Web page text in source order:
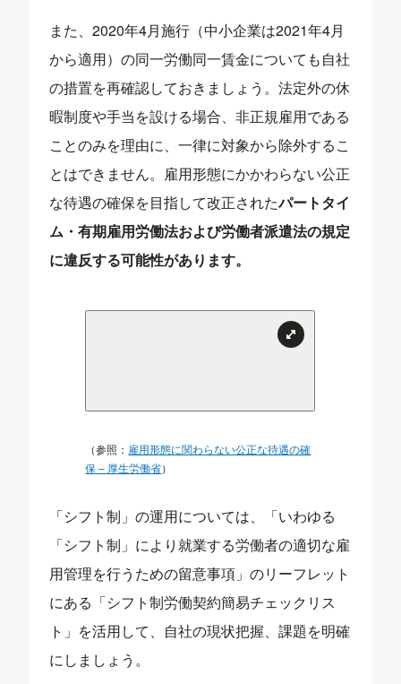
また、2020年4月施行（中小企業は2021年4月
から適用）の同一労働同一賃金についても自社
の措置を再確認しておきましょう。法定外の休
暇制度や手当を設ける場合、非正規雇用である
ことのみを理由に、一律に対象から除外するこ
とはできません。雇用形態にかかわらない公正
な待遇の確保を目指して改正されたパートタイ
ム・有期雇用労働法および労働者派遣法の規定
に違反する可能性があります。
（参照： 雇用形態に関わらない公正な待遇の確
保 – 厚生労働省）
「シフト制」の運用については、「いわゆる
「シフト制」により就業する労働者の適切な雇
用管理を行うための留意事項」のリーフレット
にある「シフト制労働契約簡易チェックリス
ト」を活用して、自社の現状把握、課題を明確
にしましょう。